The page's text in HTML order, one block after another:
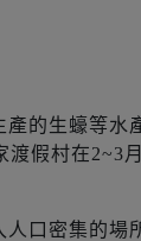
的生蠔等水
假村在2~3
口密集的場